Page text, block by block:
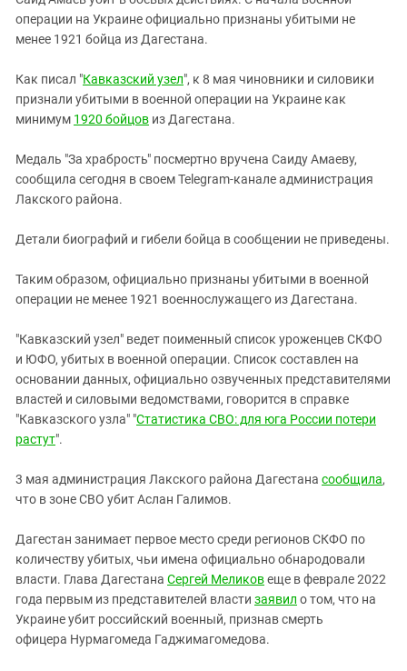
ЗАСТАВЛЯЕТ
КАВКАЗ ЗА ПАЛЕСТИНУ
ПРЕСЛЕДОВАНИЕ АКТИВИСТОВ
МОБИЛИЗАЦИЯ И ПРОТЕСТЫ
Дагестан
Ингушетия
Кабардино-Балкария
Калмыкия
Карачаево-Черкесия
Краснодарский край
Нагорный Карабах
Ростовская область
СКФО
Чечня
Южная Осетия
ЮФО
операции на Украине официально признаны убитыми не
менее 1921 бойца из Дагестана.
Как писал "Кавказский узел", к 8 мая чиновники и силовики
признали убитыми в военной операции на Украине как
минимум 1920 бойцов из Дагестана.
Медаль "За храбрость" посмертно вручена Саиду Амаеву,
сообщила сегодня в своем Telegram-канале администрация
Лакского района.
Детали биографий и гибели бойца в сообщении не приведены.
Таким образом, официально признаны убитыми в военной
операции не менее 1921 военнослужащего из Дагестана.
"Кавказский узел" ведет поименный список уроженцев СКФО
и ЮФО, убитых в военной операции. Список составлен на
основании данных, официально озвученных представителями
властей и силовыми ведомствами, говорится в справке
"Кавказского узла" "Статистика СВО: для юга России потери
растут".
3 мая администрация Лакского района Дагестана сообщила,
что в зоне СВО убит Аслан Галимов.
Дагестан занимает первое место среди регионов СКФО по
количеству убитых, чьи имена официально обнародовали
власти. Глава Дагестана Сергей Меликовеще в феврале 2022
года первым из представителей власти заявил о том, что на
Украине убит российский военный, признав смерть
офицера Нурмагомеда Гаджимагомедова.